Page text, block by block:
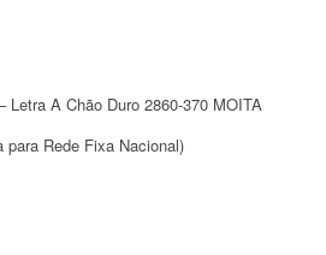
Letra A Chão Duro 2860-370 MOITA
para Rede Fixa Nacional)